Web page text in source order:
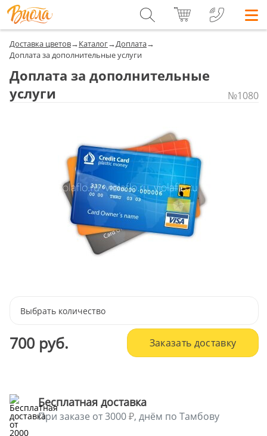
Доставка цветов→Каталог→Доплата→
Доплата за дополнительные услуги
Доплата за дополнительные
услуги
№1080
Выбрать количество
700 руб. Заказать доставку
Бесплатная доставка
При заказе от 3000 , днём по Тамбову